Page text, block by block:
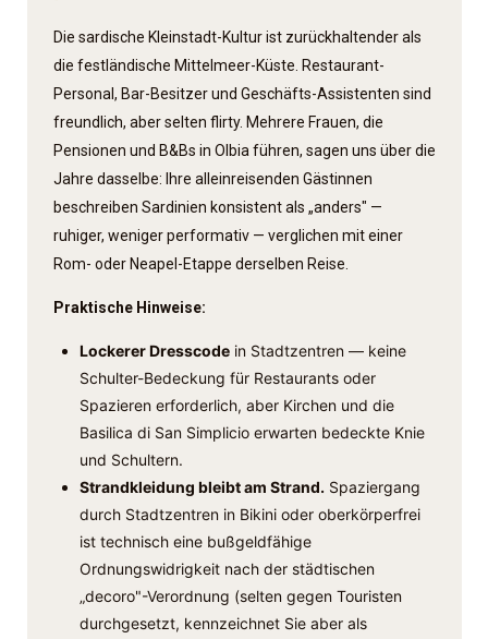
Die sardische Kleinstadt-Kultur ist zurückhaltender als
die festländische Mittelmeer-Küste. Restaurant-
Personal, Bar-Besitzer und Geschäfts-Assistenten sind
freundlich, aber selten flirty. Mehrere Frauen, die
Pensionen und B&Bs in Olbia führen, sagen uns über die
Jahre dasselbe: Ihre allein­reisenden Gästinnen
beschreiben Sardinien konsistent als „anders" —
ruhiger, weniger performativ — verglichen mit einer
Rom- oder Neapel-Etappe derselben Reise.
Praktische Hinweise:
Lockerer Dresscodein Stadtzentren — keine
Schulter-Bedeckung für Restaurants oder
Spazieren erforderlich, aber Kirchen und die
Basilica di San Simplicio erwarten bedeckte Knie
und Schultern.
Strandkleidung bleibt am Strand. Spaziergang
durch Stadtzentren in Bikini oder oberkörperfrei
ist technisch eine bußgeldfähige
Ordnungswidrigkeit nach der städtischen
„decoro"-Verordnung (selten gegen Touristen
durchgesetzt, kennzeichnet Sie aber als